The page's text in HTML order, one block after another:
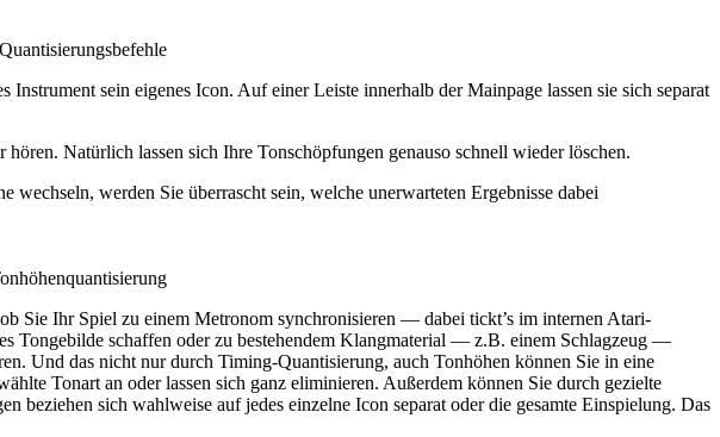
sein eigenes Icon. Auf einer Leiste innerhalb der Mainpage lassen sie sich separat
Natürlich lassen sich Ihre Tonschöpfungen genauso schnell wieder löschen.
werden Sie überrascht sein, welche unerwarteten Ergebnisse dabei
Sie Ihr Spiel zu einem Metronom synchronisieren — dabei tickt’s im internen Atari-
Tongebilde schaffen oder zu bestehendem Klangmaterial — z.B. einem Schlagzeug —
Und das nicht nur durch Timing-Quantisierung, auch Tonhöhen können Sie in eine
Tonart an oder lassen sich ganz eliminieren. Außerdem können Sie durch gezielte
beziehen sich wahlweise auf jedes einzelne Icon separat oder die gesamte Einspielung. Das